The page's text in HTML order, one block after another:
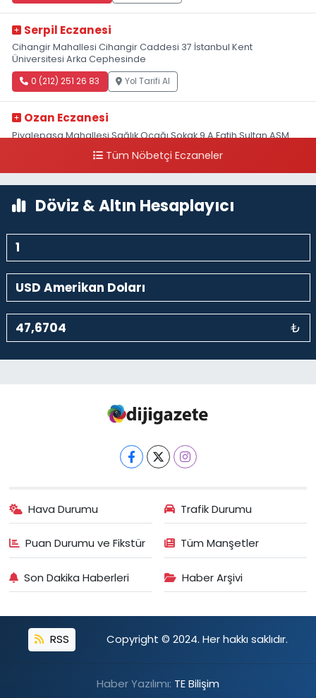
Serpil Eczanesi
Cihangir Mahallesi Cihangir Caddesi 37 İstanbul Kent
Üniversitesi Arka Cephesinde
0 (212) 251 26 83 Yol Tarifi Al
Ozan Eczanesi
Piyalepaşa Mahallesi Sağlık Ocağı Sokak 9 A Fatih Sultan ASM
Tüm Nöbetçi Eczaneler
Döviz & Altın Hesaplayıcı
₺
Hava Durumu Trafik Durumu
Puan Durumu ve Fikstür Tüm Manşetler
Son Dakika Haberleri Haber Arşivi
RSS Copyright © 2024. Her hakkı saklıdır.
Haber Yazılımı: TE Bilişim